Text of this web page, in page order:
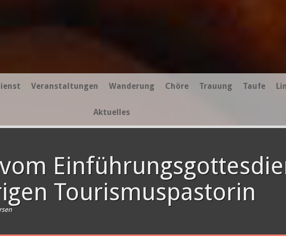
Veranstaltungen Wanderung Chöre Trauung Taufe
Aktuelles
Tourismuspastorin